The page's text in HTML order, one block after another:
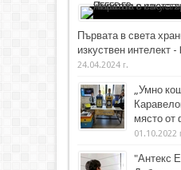
Първата в света
изкуствен интелект -
24.04.2024 г.
„Умно
място от
01.10.2022
"Антекс